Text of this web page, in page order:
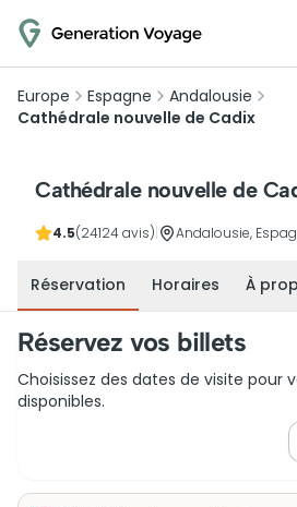
Europe Espagne
Andalousie
Cathédrale nouvelle de Cadix
Cathédrale nouvelle de
4.5(24124 avis) Andalousie,
Réservation Horaires À
Réservez vos billets
Choisissez des dates de visite pour
disponibles.